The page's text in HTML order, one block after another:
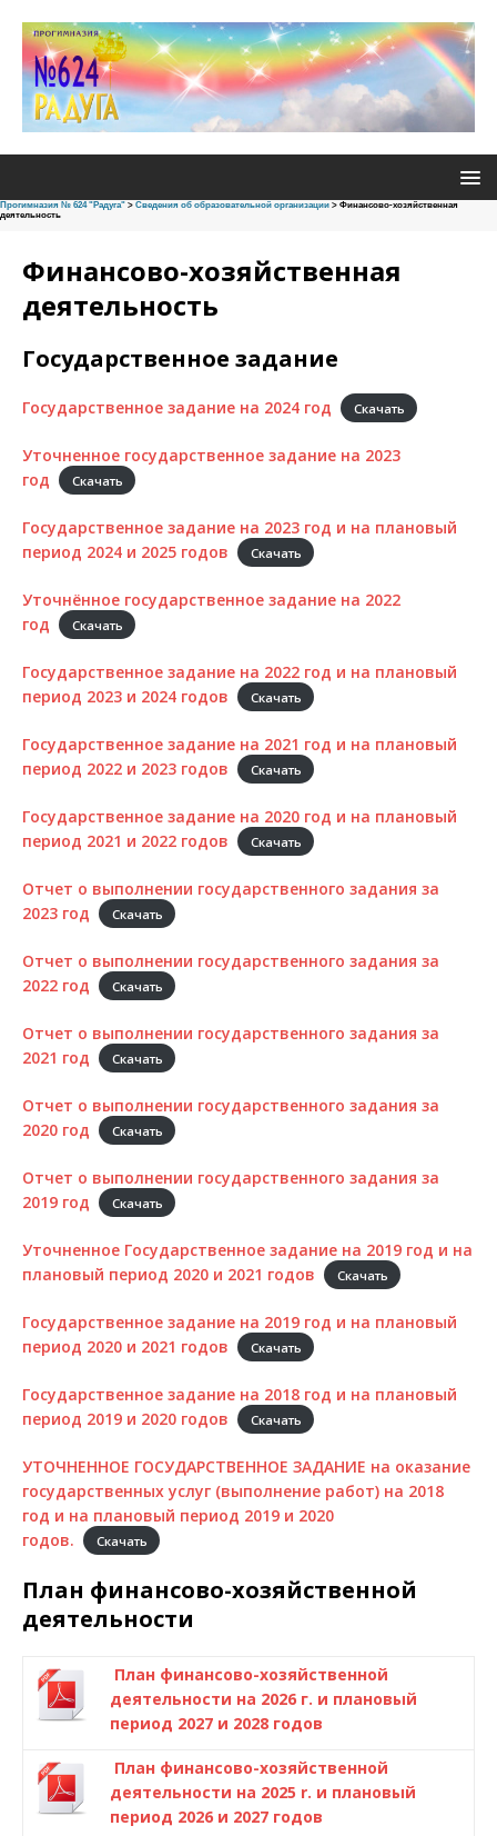
Прогимназия № 624 "Радуга" > Сведения об образовательной организации > Финансово-хозяйственная
деятельность
Финансово-хозяйственная
деятельность
Государственное задание
Государственное задание на 2024 год Скачать
Уточненное государственное задание на 2023
год
Скачать
Государственное задание на 2023 год и на плановый
период 2024 и 2025 годов
Скачать
Уточнённое государственное задание на 2022
год
Скачать
Государственное задание на 2022 год и на плановый
период 2023 и 2024 годов
Скачать
Государственное задание на 2021 год и на плановый
период 2022 и 2023 годов
Скачать
Государственное задание на 2020 год и на плановый
период 2021 и 2022 годов
Скачать
Отчет о выполнении государственного задания за
2023 год
Скачать
Отчет о выполнении государственного задания за
2022 год
Скачать
Отчет о выполнении государственного задания за
2021 год
Скачать
Отчет о выполнении государственного задания за
2020 год
Скачать
Отчет о выполнении государственного задания за
2019 год
Скачать
Уточненное Государственное задание на 2019 год и на
плановый период 2020 и 2021 годов
Скачать
Государственное задание на 2019 год и на плановый
период 2020 и 2021 годов
Скачать
Государственное задание на 2018 год и на плановый
период 2019 и 2020 годов
Скачать
УТОЧНЕННОЕ ГОСУДАРСТВЕННОЕ ЗАДАНИЕ на оказание
государственных услуг (выполнение работ) на 2018
год и на плановый период 2019 и 2020
годов.
Скачать
План финансово-хозяйственной
деятельности
План финансово-хозяйственной
деятельности на 2026 г. и плановый
период 2027 и 2028 годов
План финансово-хозяйственной
деятельности на 2025 r. и плановый
период 2026 и 2027 годов